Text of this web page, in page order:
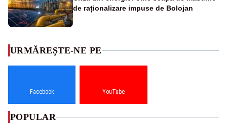
de raționalizare impuse de Bolojan
URMĂREȘTE-NE PE
Facebook YouTube
POPULAR